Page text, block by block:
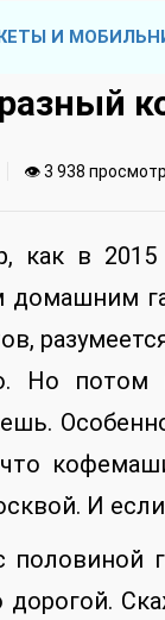
И
👁 3 938
как в 2015
Но потом
И
половиной